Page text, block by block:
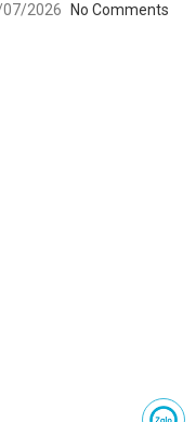
2026
No Comments